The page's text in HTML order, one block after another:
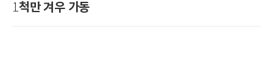
1척만 겨우 가동